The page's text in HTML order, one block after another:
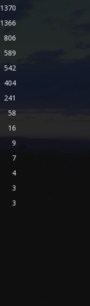
1370
1366
806
589
542
404
241
58
16
9
7
4
3
3